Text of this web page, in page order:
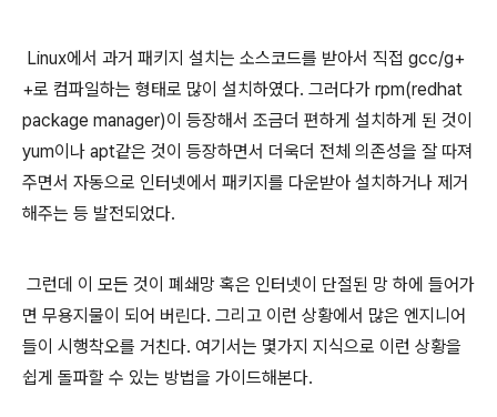
Linux에서 과거 패키지 설치는 소스코드를 받아서 직접 gcc/g+
+로 컴파일하는 형태로 많이 설치하였다. 그러다가 rpm(redhat
package manager)이 등장해서 조금더 편하게 설치하게 된 것이
yum이나 apt같은 것이 등장하면서 더욱더 전체 의존성을 잘 따져
주면서 자동으로 인터넷에서 패키지를 다운받아 설치하거나 제거
해주는 등 발전되었다.
그런데 이 모든 것이 폐쇄망 혹은 인터넷이 단절된 망 하에 들어가
면 무용지물이 되어 버린다. 그리고 이런 상황에서 많은 엔지니어
들이 시행착오를 거친다. 여기서는 몇가지 지식으로 이런 상황을
쉽게 돌파할 수 있는 방법을 가이드해본다.